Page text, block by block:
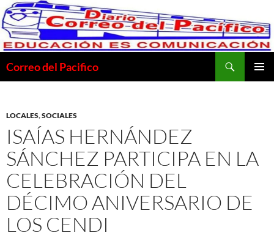
Saltar
al
contenido
Correo del Pacifico
LOCALES,SOCIALES
ISAÍAS HERNÁNDEZ
SÁNCHEZ PARTICIPA EN LA
CELEBRACIÓN DEL
DÉCIMO ANIVERSARIO DE
LOS CENDI